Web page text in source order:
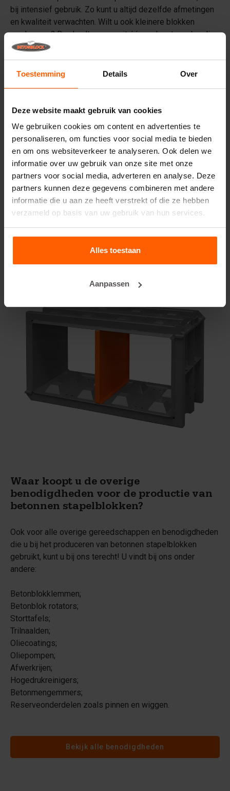
Toestemming Details Over
Deze website maakt gebruik van cookies
We gebruiken cookies om content en advertenties te
personaliseren, om functies voor social media te bieden
en om ons websiteverkeer te analyseren. Ook delen we
informatie over uw gebruik van onze site met onze
partners voor social media, adverteren en analyse. Deze
partners kunnen deze gegevens combineren met andere
informatie die u aan ze heeft verstrekt of die ze hebben
verzameld op basis van uw gebruik van hun services.
Alles toestaan
Aanpassen
bij intensief gebruik. Zo kunt u altijd dezelfde afmetingen
en kwaliteit verwachten. Wilt u ook kleinere blokken
produceren? Dan haalt u meer uit één mal met ons handige
deelwandsysteem
Stapelbare Megablokken opdelen met
Door deelwanden toe te passen maakt u met één
betonmal meerderebetonnen stapelblokkenvan kleinere
afmetingen dan de standaard blokken. Deze kleinere
blokken zijn uitermate geschikt voor onder andere het
afwerken van het einde van een muur. Verder bieden
deelwanden de mogelijkheid om blokken te vervaardigen
in verschillende unieke vormen - zoals trappen en schuine
wanden - zonder dat u hiervoor aparte betonmallen hoeft
aan te schaffen. Op die manier bespaart u op de kosten
die u maakt.
Waar koopt u de overige
benodigdheden voor de productie van
betonnen stapelblokken?
Ook voor alle overige gereedschappen en benodigdheden
die u bij het produceren van betonnen stapelblokken
gebruikt, kunt u bij ons terecht! U vindt bij ons onder
andere:
Betonblokklemmen;
Betonblok rotators;
Storttafels;
Trilnaalden;
Oliecoatings;
Oliepompen;
Afwerkrijen;
Hogedrukreinigers;
Betonmengemmers;
Reserveonderdelen zoals pinnen en wiggen.
Bekijk alle benodigdheden